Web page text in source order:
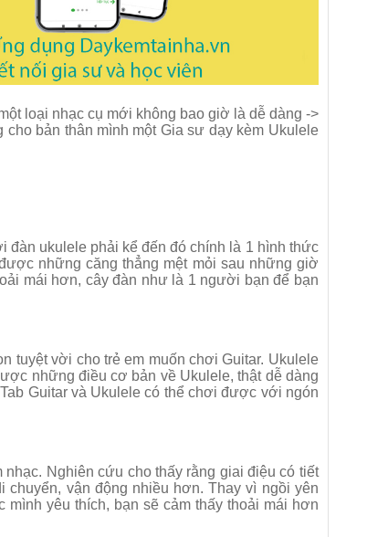
loại nhạc cụ mới không bao giờ là dễ dàng ->
bản thân mình một Gia sư dạy kèm Ukulele
đàn ukulele phải kể đến đó chính là 1 hình thức
những căng thẳng mệt mỏi sau những giờ
mái hơn, cây đàn như là 1 người bạn để bạn
tuyệt vời cho trẻ em muốn chơi Guitar. Ukulele
những điều cơ bản về Ukulele, thật dễ dàng
Guitar và Ukulele có thể chơi được với ngón
Nghiên cứu cho thấy rằng giai điệu có tiết
vận động nhiều hơn. Thay vì ngồi yên
yêu thích, bạn sẽ cảm thấy thoải mái hơn